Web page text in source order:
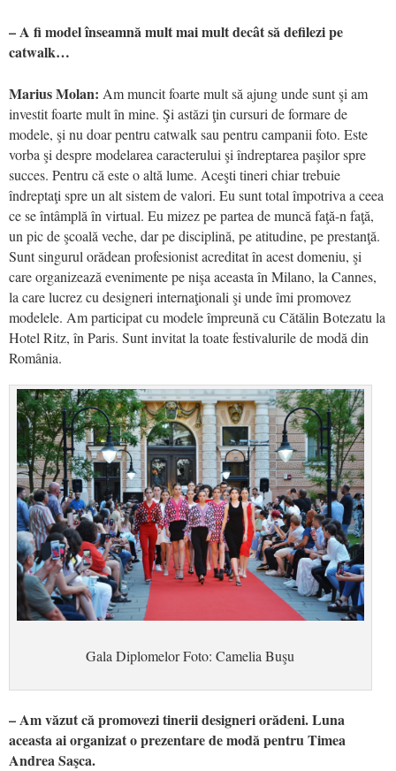
– A fi model înseamnă mult mai mult decât să defilezi pe
catwalk…
Marius Molan: Am muncit foarte mult să ajung unde sunt şi am
investit foarte mult în mine. Şi astăzi ţin cursuri de formare de
modele, şi nu doar pentru catwalk sau pentru campanii foto. Este
vorba şi despre modelarea caracterului şi îndreptarea paşilor spre
succes. Pentru că este o altă lume. Aceşti tineri chiar trebuie
îndreptaţi spre un alt sistem de valori. Eu sunt total împotriva a ceea
ce se întâmplă în virtual. Eu mizez pe partea de muncă faţă-n faţă,
un pic de şcoală veche, dar pe disciplină, pe atitudine, pe prestanţă.
Sunt singurul orădean profesionist acreditat în acest domeniu, şi
care organizează evenimente pe nişa aceasta în Milano, la Cannes,
la care lucrez cu designeri internaţionali şi unde îmi promovez
modelele. Am participat cu modele împreună cu Cătălin Botezatu la
Hotel Ritz, în Paris. Sunt invitat la toate festivalurile de modă din
România.
Gala Diplomelor Foto: Camelia Buşu
– Am văzut că promovezi tinerii designeri orădeni. Luna
aceasta ai organizat o prezentare de modă pentru Timea
Andrea Saşca.